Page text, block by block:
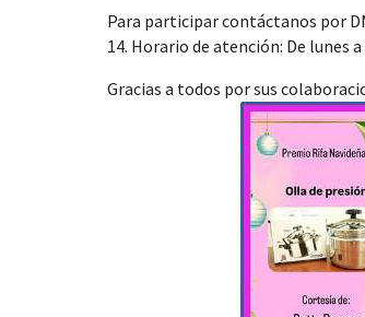
Para participar contáctanos por
14. Horario de atención: De lunes
Gracias a todos por sus